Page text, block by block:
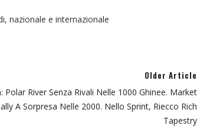
nazionale e internazionale
Older Article
Polar River Senza Rivali Nelle 1000 Ghinee. Market
A Sorpresa Nelle 2000. Nello Sprint, Riecco Rich
Tapestry